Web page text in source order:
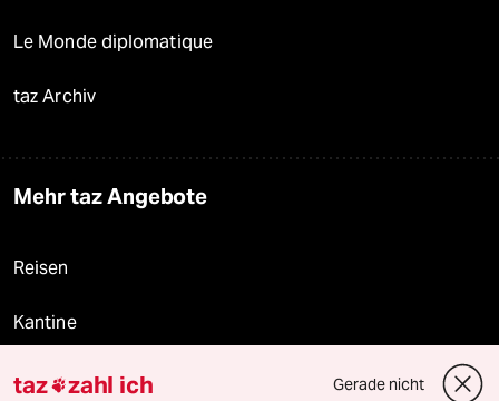
Le Monde diplomatique
taz Archiv
Mehr taz Angebote
Reisen
Kantine
Shop
taz zahl ich Gerade nicht